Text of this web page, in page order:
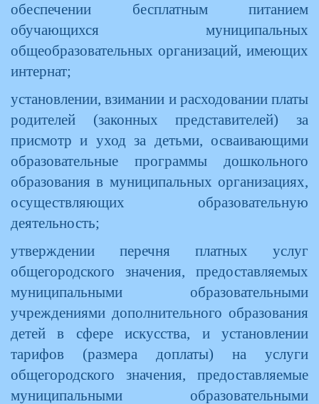
обеспечении бесплатным питанием
обучающихся муниципальных
общеобразовательных организаций, имеющих
интернат;
установлении, взимании и расходовании платы
родителей (законных представителей) за
присмотр и уход за детьми, осваивающими
образовательные программы дошкольного
образования в муниципальных организациях,
осуществляющих образовательную
деятельность;
утверждении перечня платных услуг
общегородского значения, предоставляемых
муниципальными образовательными
учреждениями дополнительного образования
детей в сфере искусства, и установлении
тарифов (размера доплаты) на услуги
общегородского значения, предоставляемые
муниципальными образовательными